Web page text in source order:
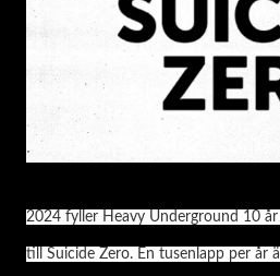
2024 fyller Heavy Underground 10
till Suicide Zero. En tusenlapp per år